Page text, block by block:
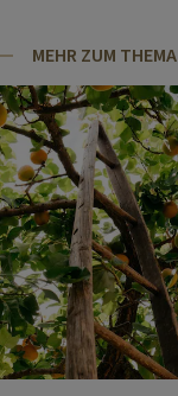
MEHR ZUM THEMA